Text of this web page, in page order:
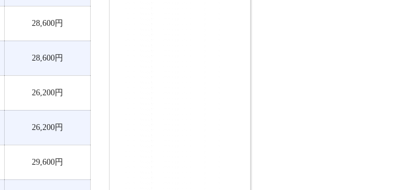
28,600円
28,600円
26,200円
26,200円
29,600円